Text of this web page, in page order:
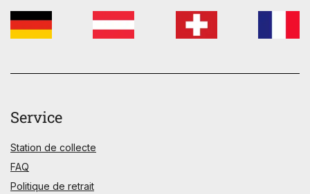
Service
Station de collecte
FAQ
Politique de retrait